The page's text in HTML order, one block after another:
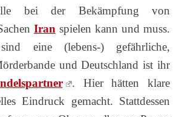
bei der Bekämpfung von
Iran spielen kann und muss.
eine (lebens-) gefährliche,
und Deutschland ist ihr
. Hier hätten klare
Eindruck gemacht. Stattdessen